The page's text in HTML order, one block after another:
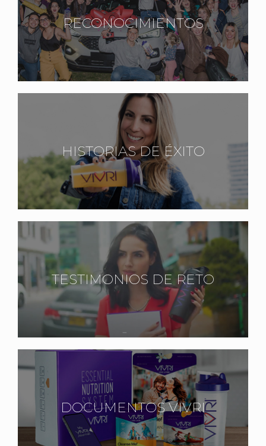
RECONOCIMIENTOS
HISTORIAS DE ÉXITO
TESTIMONIOS DE RETO
DOCUMENTOS VIVRI